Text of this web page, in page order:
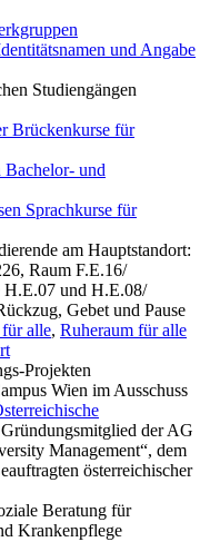
und Angabe
Studiengängen
Brückenkurse für
und
Sprachkurse für
am Hauptstandort:
Raum F.E.16/
H.E.07 und H.E.08/
Gebet und Pause
alle, Ruheraum für alle
Projekten
Wien im Ausschuss
der AG
Management“, dem
österreichischer
Beratung für
Krankenpflege